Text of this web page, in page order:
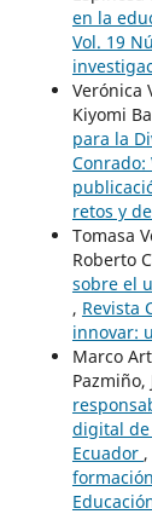
en la
Vol. 19
Verónica
Kiyomi
para la
Conrado:
retos y
Tomasa
Roberto
sobre el
, Revista
innovar:
Marco
Pazmiño,
digital de
Ecuador ,